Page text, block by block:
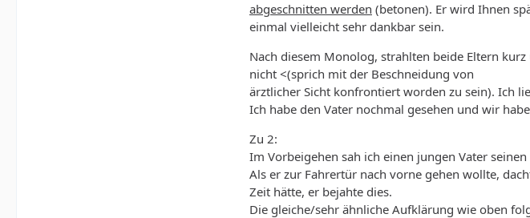
abgeschnitten werden (betonen). Er wird Ihnen
einmal vielleicht sehr dankbar sein.
Nach diesem Monolog, strahlten beide Eltern
nicht <(sprich mit der Beschneidung von
ärztlicher Sicht konfrontiert worden zu sein). Ich
Ich habe den Vater nochmal gesehen und wir
Zu 2:
Im Vorbeigehen sah ich einen jungen Vater
Als er zur Fahrertür nach vorne gehen wollte,
Zeit hätte, er bejahte dies.
Die gleiche/sehr ähnliche Aufklärung wie oben